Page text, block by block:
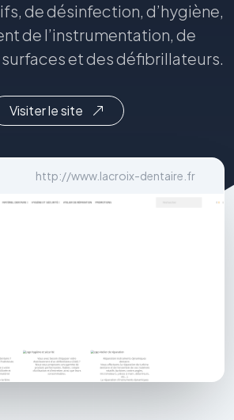
de désinfection, d’hygiène,
de l’instrumentation, de
et des défibrillateurs.
Visiter le site
http://www.lacroix-dentaire.fr